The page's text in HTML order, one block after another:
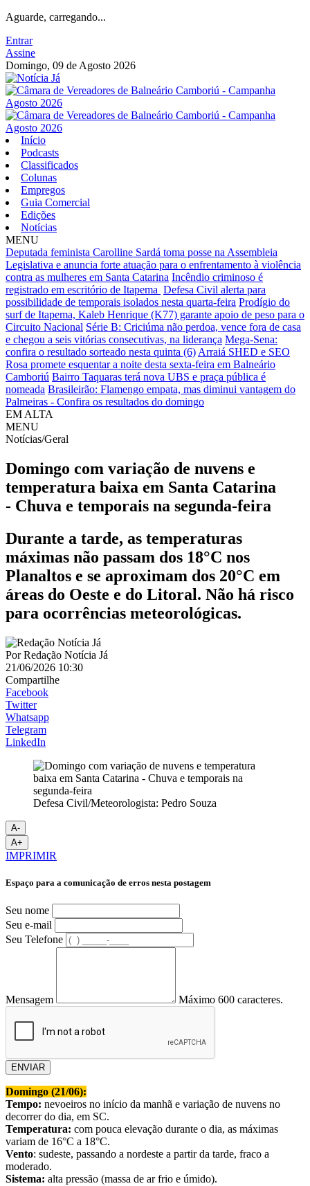
Aguarde, carregando...
Entrar
Assine
Domingo, 09 de Agosto 2026
Início
Podcasts
Classificados
Colunas
Empregos
Guia Comercial
Edições
Notícias
MENU
Deputada feminista Carolline Sardá toma posse na Assembleia
Legislativa e anuncia forte atuação para o enfrentamento à violência
contra as mulheres em Santa Catarina Incêndio criminoso é
registrado em escritório de Itapema Defesa Civil alerta para
possibilidade de temporais isolados nesta quarta-feira Prodígio do
surf de Itapema, Kaleb Henrique (K77) garante apoio de peso para o
Circuito Nacional Série B: Criciúma não perdoa, vence fora de casa
e chegou a seis vitórias consecutivas, na liderança Mega-Sena:
confira o resultado sorteado nesta quinta (6) Arraiá SHED e SEO
Rosa promete esquentar a noite desta sexta-feira em Balneário
Camboriú Bairro Taquaras terá nova UBS e praça pública é
nomeada Brasileirão: Flamengo empata, mas diminui vantagem do
Palmeiras - Confira os resultados do domingo
EM ALTA
MENU
Notícias/Geral
Domingo com variação de nuvens e
temperatura baixa em Santa Catarina
- Chuva e temporais na segunda-feira
Durante a tarde, as temperaturas
máximas não passam dos 18°C nos
Planaltos e se aproximam dos 20°C em
áreas do Oeste e do Litoral. Não há risco
para ocorrências meteorológicas.
PorRedação Notícia Já
21/06/2026 10:30
Compartilhe
Facebook
Twitter
Whatsapp
Telegram
LinkedIn
Defesa Civil/Meteorologista: Pedro Souza
A-
A+
IMPRIMIR
Espaço para a comunicação de erros nesta postagem
Seu nome
Seu e-mail
Seu Telefone
Mensagem Máximo 600 caracteres.
ENVIAR
Domingo (21/06):
Tempo: nevoeiros no início da manhã e variação de nuvens no
decorrer do dia, em SC.
Temperatura: com pouca elevação durante o dia, as máximas
variam de 16°C a 18°C.
Vento: sudeste, passando a nordeste a partir da tarde, fraco a
moderado.
Sistema: alta pressão (massa de ar frio e úmido).